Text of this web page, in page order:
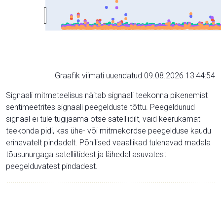
Graafik viimati uuendatud 09.08.2026 13:44:54
Signaali mitmeteelisus näitab signaali teekonna pikenemist
sentimeetrites signaali peegelduste tõttu. Peegeldunud
signaal ei tule tugijaama otse satelliidilt, vaid keerukamat
teekonda pidi, kas ühe- või mitmekordse peegelduse kaudu
erinevatelt pindadelt. Põhilised veaallikad tulenevad madala
tõusunurgaga satelliitidest ja lähedal asuvatest
peegelduvatest pindadest.